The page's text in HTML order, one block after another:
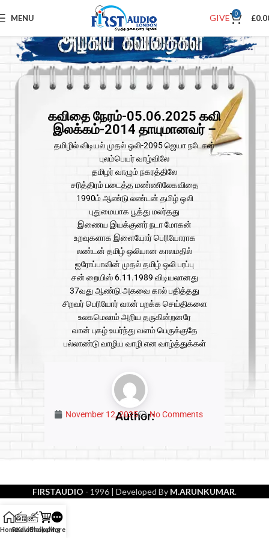
MENU GIVE 0 £
கவிதை நேரம்-05.06.2025 கவி
இலக்கம்-2014 தாயுமானவர் –
தமிழில் விடியல் முதல் ஒலி-2095 ஜெயா நடேசன்
புலம்பெயர் வாழ்விலே
தமிழர் வாழும் நகரத்திலே
சரித்திரம் படைத்த மண்ணிலேகவிதை
1990ம் ஆண்டு லண்டன் தமிழ் ஒலி
புதுமையாக பூத்து மலர்தது
இணைய இயக்குனர் நடா மோகன்
உறவுகளாக இளையோர் பெரியோராக
லண்டன் தமிழ் ஒலியான காலமதில்
ஐரோப்பாவின் முதல் தமிழ் ஒலி பரப்பு
சன் றையிஸ் 6.11.1989 விடியலானது
37வது ஆண்டு அகவை கால் பதித்தது
சிறவர் பெரியோர் வான் பறக்க செய்திகளை
உலகமெலாம் அறிய தருகின்றனரே
வான் புகழ் உயர்ந்து வளம் பெருக்குதே
பல்லாண்டு வாழிய வாழி என வாழ்த்துக்கள்
Author:
November 12, 2025 No Comments
FIRSTAUDIO - 1996 | Developed By M.ARUNKUMAR.
HomeRadio
Kavithaikal
Shopping
More